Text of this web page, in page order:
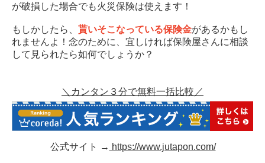
が破損した場合でも火災保険は使えます！
もしかしたら、 貰いそこなっている保険金があるかもし
れませんよ！念のために、宜しければ保険屋さんに相談
して見られたら如何でしょうか？
＼カンタン３分で無料一括比較／
公式サイト → https://www.jutapon.com/